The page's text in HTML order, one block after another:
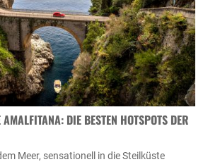
DIE BESTEN HOTSPOTS DER A
Meer, sensationell in die Steilküste